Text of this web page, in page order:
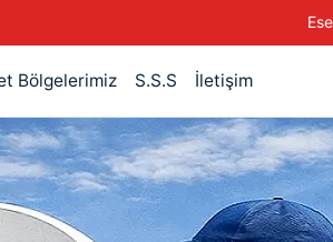
Bölgelerimiz S.S.S İletişim